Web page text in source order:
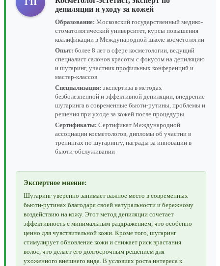
депиляции и уходу за кожей
Образование: Московский государственный медико-
стоматологический университет, курсы повышения
квалификации в Международной школе косметологии
Опыт: более 8 лет в сфере косметологии, ведущий
специалист салонов красоты с фокусом на депиляцию
и шугаринг, участник профильных конференций и
мастер-классов
Специализация: экспертиза в методах
безболезненной и эффективной депиляции, внедрение
шугаринга в современные бьюти-рутины, проблемы и
решения при уходе за кожей после процедуры
Сертификаты: Сертификат Международной
ассоциации косметологов, дипломы об участии в
тренингах по шугарингу, награды за инновации в
бьюти-обслуживании
Экспертное мнение:
Шугаринг уверенно занимает важное место в современных
бьюти-рутинах благодаря своей натуральности и бережному
воздействию на кожу. Этот метод депиляции сочетает
эффективность с минимальным раздражением, что особенно
ценно для чувствительной кожи. Кроме того, шугаринг
стимулирует обновление кожи и снижает риск врастания
волос, что делает его долгосрочным решением для
ухоженного внешнего вида. В условиях роста интереса к